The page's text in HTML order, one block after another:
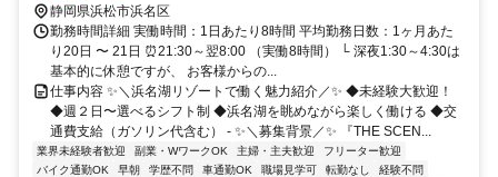
静岡県浜松市浜名区
勤務時間詳細 実働時間：1日あたり8時間 平均勤務日数：1ヶ月あた
り20日 〜 21日 ⏰21:30～翌8:00 （実働8時間） └ 深夜1:30～4:30は
基本的に休憩ですが、 お客様からの...
仕事内容 ✨＼浜名湖リゾートで働く魅力紹介／✨ ◆未経験大歓迎！
◆週２日〜選べるシフト制 ◆浜名湖を眺めながら楽しく働ける ◆交
通費支給（ガソリン代含む） - ✨＼募集背景／✨ 『THE SCEN...
業界未経験者歓迎 副業・WワークOK 主婦・主夫歓迎
フリーター歓迎
バイク通勤OK
早朝 学歴不問 車通勤OK 職場見学可 転勤なし
経験不問